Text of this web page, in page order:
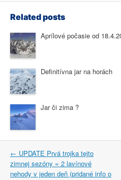
Related posts
Aprílové počasie od
Definitívna jar na horách
Jar či zima ?
Post
navigation
← UPDATE Prvá trojka tejto
zimnej sezóny = 2 lavínové
nehody v jeden deň (pridané info o